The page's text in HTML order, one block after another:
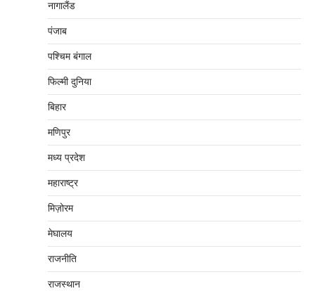
नागालैंड
पंजाब
पश्चिम बंगाल
फिल्मी दुनिया
बिहार
मणिपुर
मध्‍य प्रदेश
महाराष्‍ट्र
मिज़ोरम
मेघालय
राजनीति
राजस्थान